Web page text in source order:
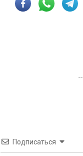
Подписаться